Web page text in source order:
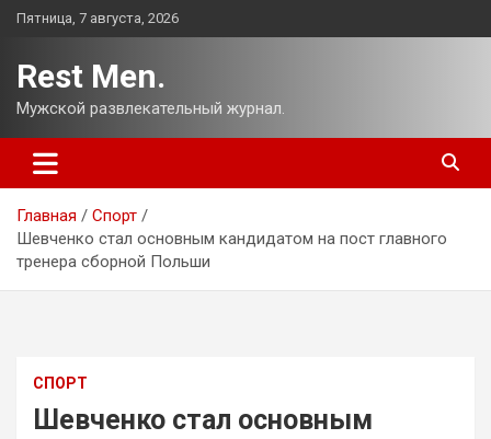
Перейти
Пятница, 7 августа, 2026
Rest Men.
Мужской развлекательный журнал.
Главная
Спорт
Шевченко стал основным кандидатом на пост главного
тренера сборной Польши
СПОРТ
Шевченко стал основным